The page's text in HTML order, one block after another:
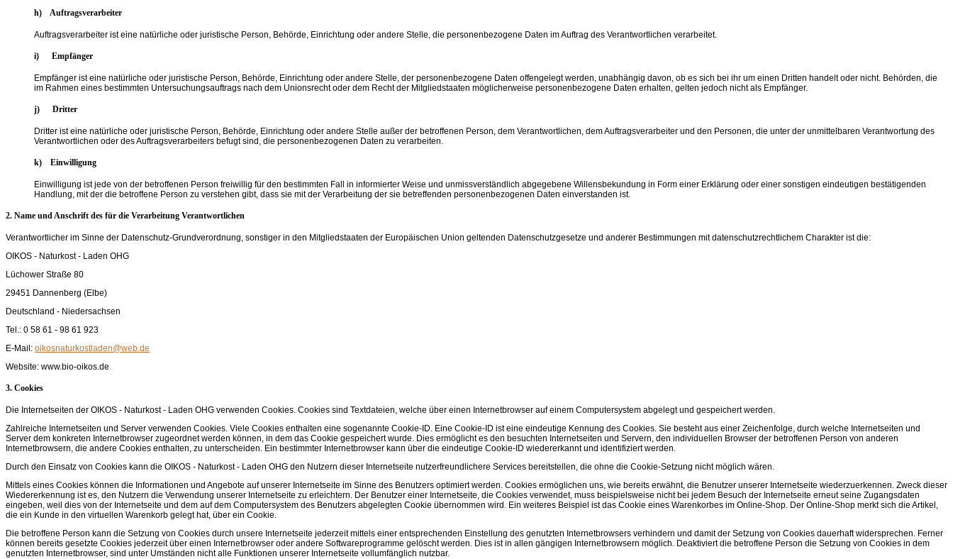
h) Auftragsverarbeiter
Auftragsverarbeiter ist eine natürliche oder juristische Person, Behörde, Einrichtung oder andere Stelle, die personenbezogene Daten im Auftrag des Verantwortlichen verarbeitet.
i) Empfänger
Empfänger ist eine natürliche oder juristische Person, Behörde, Einrichtung oder andere Stelle, der personenbezogene Daten offengelegt werden, unabhängig davon, ob es sich bei ihr um einen Dritten handelt oder nicht. Behörden, die
im Rahmen eines bestimmten Untersuchungsauftrags nach dem Unionsrecht oder dem Recht der Mitgliedstaaten möglicherweise personenbezogene Daten erhalten, gelten jedoch nicht als Empfänger.
j) Dritter
Dritter ist eine natürliche oder juristische Person, Behörde, Einrichtung oder andere Stelle außer der betroffenen Person, dem Verantwortlichen, dem Auftragsverarbeiter und den Personen, die unter der unmittelbaren Verantwortung des
Verantwortlichen oder des Auftragsverarbeiters befugt sind, die personenbezogenen Daten zu verarbeiten.
k) Einwilligung
Einwilligung ist jede von der betroffenen Person freiwillig für den bestimmten Fall in informierter Weise und unmissverständlich abgegebene Willensbekundung in Form einer Erklärung oder einer sonstigen eindeutigen bestätigenden
Handlung, mit der die betroffene Person zu verstehen gibt, dass sie mit der Verarbeitung der sie betreffenden personenbezogenen Daten einverstanden ist.
2. Name und Anschrift des für die Verarbeitung Verantwortlichen
Verantwortlicher im Sinne der Datenschutz-Grundverordnung, sonstiger in den Mitgliedstaaten der Europäischen Union geltenden Datenschutzgesetze und anderer Bestimmungen mit datenschutzrechtlichem Charakter ist die:
OIKOS - Naturkost - Laden OHG
Lüchower Straße 80
29451 Dannenberg (Elbe)
Deutschland - Niedersachsen
Tel.: 0 58 61 - 98 61 923
E-Mail:
Website: www.bio-oikos.de
3. Cookies
Die Internetseiten der OIKOS - Naturkost - Laden OHG verwenden Cookies. Cookies sind Textdateien, welche über einen Internetbrowser auf einem Computersystem abgelegt und gespeichert werden.
Zahlreiche Internetseiten und Server verwenden Cookies. Viele Cookies enthalten eine sogenannte Cookie-ID. Eine Cookie-ID ist eine eindeutige Kennung des Cookies. Sie besteht aus einer Zeichenfolge, durch welche Internetseiten und
Server dem konkreten Internetbrowser zugeordnet werden können, in dem das Cookie gespeichert wurde. Dies ermöglicht es den besuchten Internetseiten und Servern, den individuellen Browser der betroffenen Person von anderen
Internetbrowsern, die andere Cookies enthalten, zu unterscheiden. Ein bestimmter Internetbrowser kann über die eindeutige Cookie-ID wiedererkannt und identifiziert werden.
Durch den Einsatz von Cookies kann die OIKOS - Naturkost - Laden OHG den Nutzern dieser Internetseite nutzerfreundlichere Services bereitstellen, die ohne die Cookie-Setzung nicht möglich wären.
Mittels eines Cookies können die Informationen und Angebote auf unserer Internetseite im Sinne des Benutzers optimiert werden. Cookies ermöglichen uns, wie bereits erwähnt, die Benutzer unserer Internetseite wiederzuerkennen. Zweck dieser
Wiedererkennung ist es, den Nutzern die Verwendung unserer Internetseite zu erleichtern. Der Benutzer einer Internetseite, die Cookies verwendet, muss beispielsweise nicht bei jedem Besuch der Internetseite erneut seine Zugangsdaten
eingeben, weil dies von der Internetseite und dem auf dem Computersystem des Benutzers abgelegten Cookie übernommen wird. Ein weiteres Beispiel ist das Cookie eines Warenkorbes im Online-Shop. Der Online-Shop merkt sich die Artikel,
die ein Kunde in den virtuellen Warenkorb gelegt hat, über ein Cookie.
Die betroffene Person kann die Setzung von Cookies durch unsere Internetseite jederzeit mittels einer entsprechenden Einstellung des genutzten Internetbrowsers verhindern und damit der Setzung von Cookies dauerhaft widersprechen. Ferner
können bereits gesetzte Cookies jederzeit über einen Internetbrowser oder andere Softwareprogramme gelöscht werden. Dies ist in allen gängigen Internetbrowsern möglich. Deaktiviert die betroffene Person die Setzung von Cookies in dem
genutzten Internetbrowser, sind unter Umständen nicht alle Funktionen unserer Internetseite vollumfänglich nutzbar.